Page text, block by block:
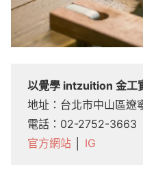
以覺學 intzuition 金工
地址：台北市中山區遼
電話：02-2752-3663
官方網站
IG